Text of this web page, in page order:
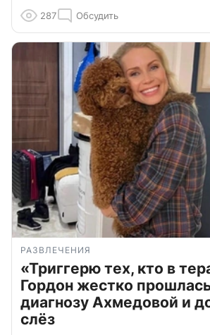
287 Обсудить
РАЗВЛЕЧЕНИЯ
«Триггерю тех, кто в
Гордон жестко
диагнозу Ахмедовой и
слёз